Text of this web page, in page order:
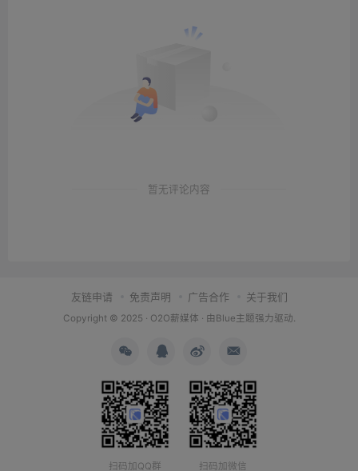
暂无评论内容
友链申请 免责声明 广告合作 关于我们
Copyright © 2025 · O2O薪媒体 · 由 Blue主题强力驱动.
扫码加QQ群 扫码加微信